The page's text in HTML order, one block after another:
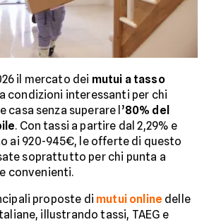
il mercato dei mutui a tasso
condizioni interessanti per chi
casa senza superare l’80% del
. Con tassi a partire dal 2,29% e
ai 920-945€, le offerte di questo
soprattutto per chi punta a
convenienti.
proposte di mutui online delle
illustrando tassi, TAEG e